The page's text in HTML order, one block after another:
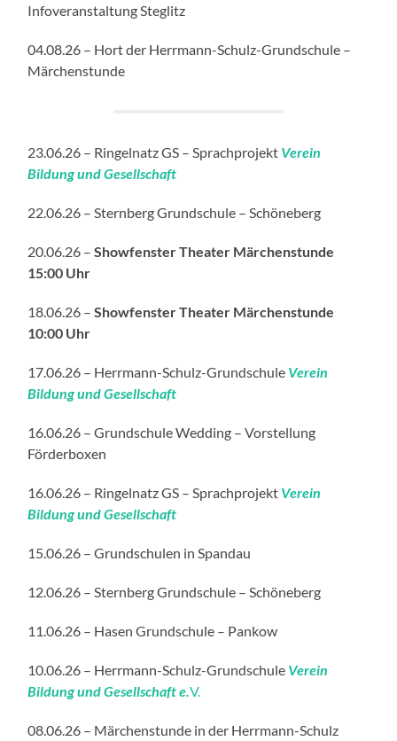
Infoveranstaltung Steglitz
04.08.26 – Hort der Herrmann-Schulz-Grundschule –
Märchenstunde
23.06.26 – Ringelnatz GS – Sprachprojekt Verein
Bildung und Gesellschaft
22.06.26 – Sternberg Grundschule – Schöneberg
20.06.26 –Showfenster Theater Märchenstunde
15:00 Uhr
18.06.26 –Showfenster Theater Märchenstunde
10:00 Uhr
17.06.26 – Herrmann-Schulz-Grundschule Verein
Bildung und Gesellschaft
16.06.26 – Grundschule Wedding – Vorstellung
Förderboxen
16.06.26 – Ringelnatz GS – Sprachprojekt Verein
Bildung und Gesellschaft
15.06.26 – Grundschulen in Spandau
12.06.26 – Sternberg Grundschule – Schöneberg
11.06.26 – Hasen Grundschule – Pankow
10.06.26 – Herrmann-Schulz-Grundschule Verein
Bildung und Gesellschaft e.V.
08.06.26 – Märchenstunde in der Herrmann-Schulz